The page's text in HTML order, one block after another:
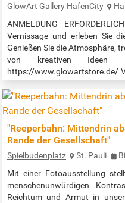
GlowArt Gallery HafenCity
ANMELDUNG
Vernissage und erleben Sie
Genießen Sie die Atmosphäre,
von kreativen Ideen
https://www.glowartstore.de/
"Reeperbahn: Mittendrin
Rande der Gesellschaft"
Spielbudenplatz St. Pauli
Mit einer Fotoausstellung
menschenunwürdigen
Reichtum und Armut in